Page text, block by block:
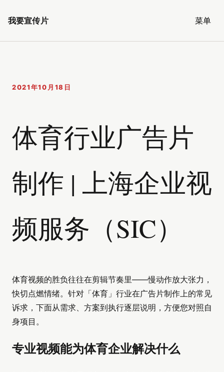
我要宣传片 菜单
2021年10月18日
体育行业广告片
制作 | 上海企业视
频服务（SIC）
体育视频的胜负往往在剪辑节奏里——慢动作放大张力，
快切点燃情绪。针对「体育」行业在广告片制作上的常见
诉求，下面从需求、方案到执行逐层说明，方便您对照自
身项目。
专业视频能为体育企业解决什么